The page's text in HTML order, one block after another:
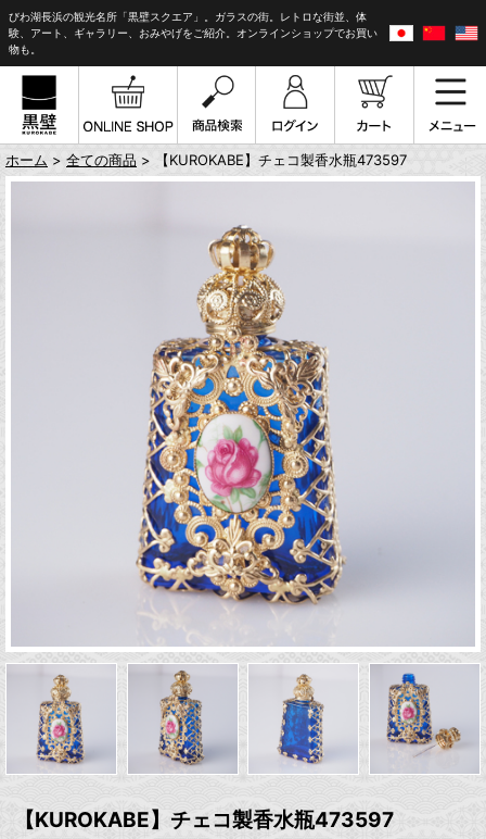
びわ湖長浜の観光名所「黒壁スクエア」。ガラスの街。レトロな街並、体
験、アート、ギャラリー、おみやげをご紹介。オンラインショップでお買い
物も。
ホーム > 全ての商品 > 【KUROKABE】チェコ製香水瓶473597
【KUROKABE】チェコ製香水瓶473597